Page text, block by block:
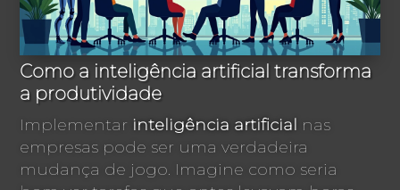
Como a inteligência artificial transforma
a produtividade
Implementar inteligência artificial nas
empresas pode ser uma verdadeira
mudança de jogo. Imagine como seria